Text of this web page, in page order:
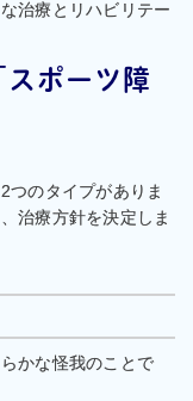
治療とリハビリテー
ポーツ障
つのタイプがありま
治療方針を決定しま
かな怪我のことで